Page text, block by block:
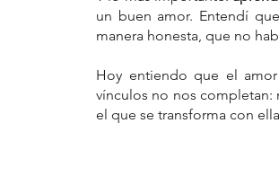
un buen amor. Entendí
manera honesta, que no
Hoy entiendo que el
vínculos no nos completan:
el que se transforma con